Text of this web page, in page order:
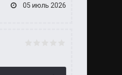
05 июль 2026